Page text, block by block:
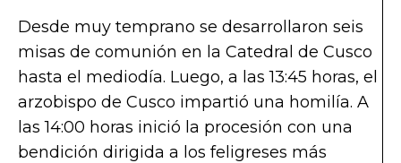
Desde muy temprano se desarrollaron seis
misas de comunión en la Catedral de Cusco
hasta el mediodía. Luego, a las 13:45 horas, el
arzobispo de Cusco impartió una homilía. A
las 14:00 horas inició la procesión con una
bendición dirigida a los feligreses más